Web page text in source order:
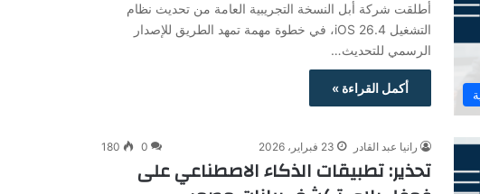
أطلقت شركة أبل النسخة التجريبية العامة من تحديث نظام
التشغيل iOS 26.4، في خطوة مهمة تمهد الطريق للإصدار
الرسمي للتحديث…
أكمل القراءة »
رانيا عبد القادر 23 فبراير، 2026 0
180
تحذير: تطبيقات الذكاء الاصطناعي على